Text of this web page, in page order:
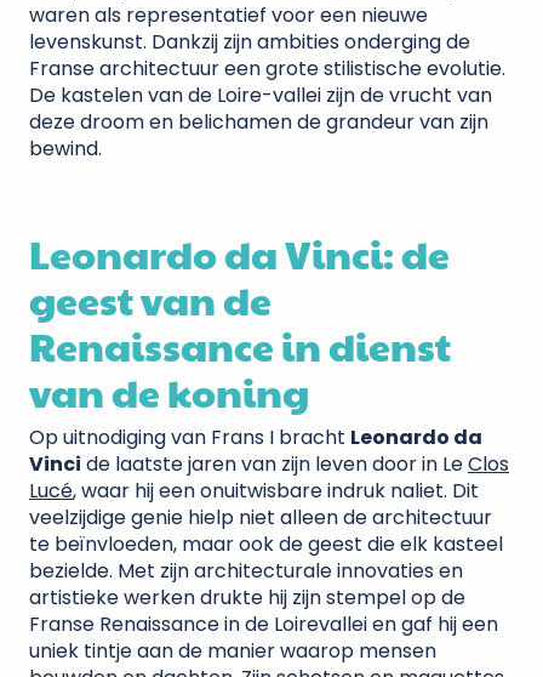
waren als representatief voor een nieuwe
levenskunst. Dankzij zijn ambities onderging de
Franse architectuur een grote stilistische evolutie.
De kastelen van de Loire-vallei zijn de vrucht van
deze droom en belichamen de grandeur van zijn
bewind.
Leonardo da Vinci: de
geest van de
Renaissance in dienst
van de koning
Op uitnodiging van Frans I bracht Leonardo da
Vinci de laatste jaren van zijn leven door in LeClos
Lucé, waar hij een onuitwisbare indruk naliet. Dit
veelzijdige genie hielp niet alleen de architectuur
te beïnvloeden, maar ook de geest die elk kasteel
bezielde. Met zijn architecturale innovaties en
artistieke werken drukte hij zijn stempel op de
Franse Renaissance in de Loirevallei en gaf hij een
uniek tintje aan de manier waarop mensen